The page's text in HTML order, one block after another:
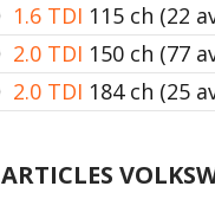
1.6 TDI 115 ch (22
2.0 TDI 150 ch (77
2.0 TDI 184 ch (25
ARTICLES